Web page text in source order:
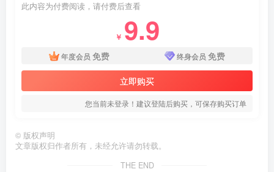
此内容为付费阅读，请付费后查看
￥ 9.9
年度会员 免费 终身会员 免费
立即购买
您当前未登录！建议登陆后购买，可保存购买订单
© 版权声明
文章版权归作者所有，未经允许请勿转载。
THE END